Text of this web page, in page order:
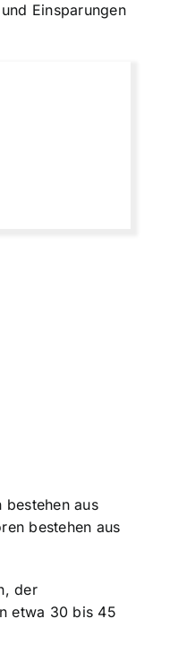
Einsparungen
aus
bestehen aus
der
etwa 30 bis 45